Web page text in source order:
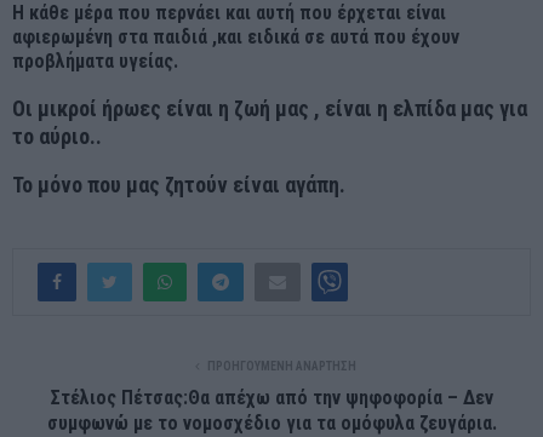
Η κάθε μέρα που περνάει και αυτή που έρχεται είναι
αφιερωμένη στα παιδιά ,και ειδικά σε αυτά που έχουν
προβλήματα υγείας.
Οι μικροί ήρωες είναι η ζωή μας , είναι η ελπίδα μας για
το αύριο..
Το μόνο που μας ζητούν είναι αγάπη.
ΠΡΟΗΓΟΎΜΕΝΗ ΑΝΆΡΤΗΣΗ
Στέλιος Πέτσας:Θα απέχω από την ψηφοφορία – Δεν
συμφωνώ με το νομοσχέδιο για τα ομόφυλα ζευγάρια.